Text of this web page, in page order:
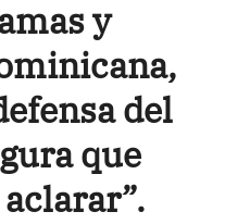
y
del
que
aclarar”.